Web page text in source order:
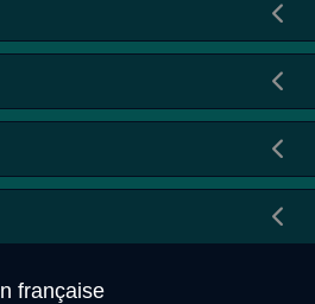
française